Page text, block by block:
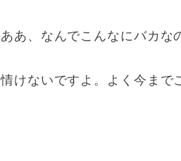
ああ、なんでこんなにバカな
情けないですよ。よく今まで